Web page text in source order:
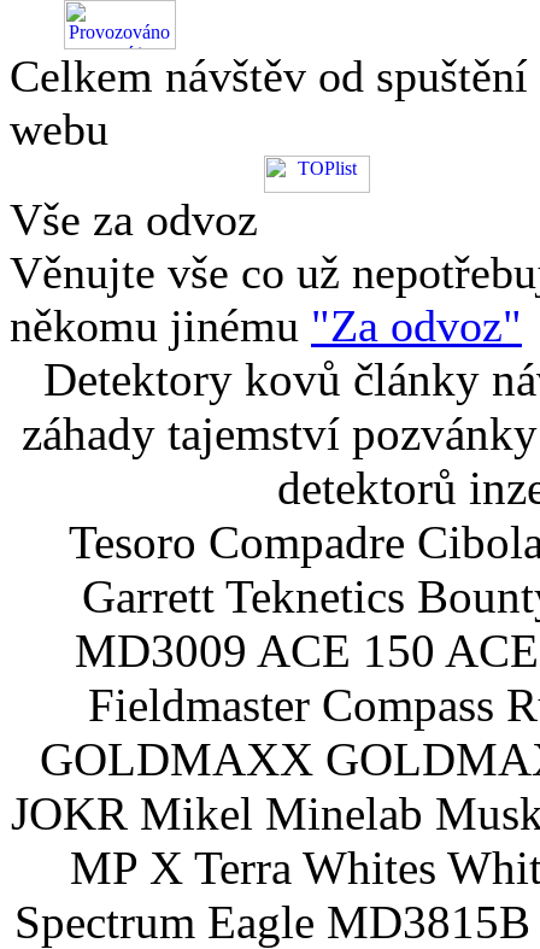
Celkem návštěv od spuštění
webu
Vše za odvoz
Věnujte vše co už
někomu jinému "Za odvoz"
Detektory kovů články
záhady tajemství
detektorů
Tesoro Compadre
Garrett Teknetics
MD3009 ACE 150
Fieldmaster Compass
GOLDMAXX
JOKR Mikel Minelab
MP X Terra Whites
Spectrum Eagle